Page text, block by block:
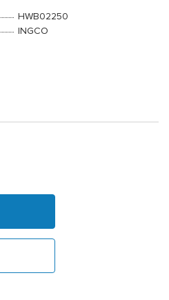
HWB02250
INGCO